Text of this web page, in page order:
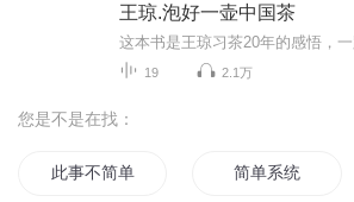
王琼.泡好一壶中国茶
19 2.1万
您是不是在找：
此事不简单 简单系统